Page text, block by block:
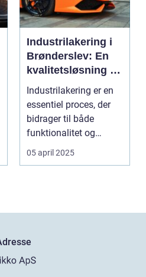
Industrilakering i
Brønderslev: En
kvalitetsløsning til
dit næste projekt
Industrilakering er en
essentiel proces, der
bidrager til både
funktionalitet og
æstetik...
05 april 2025